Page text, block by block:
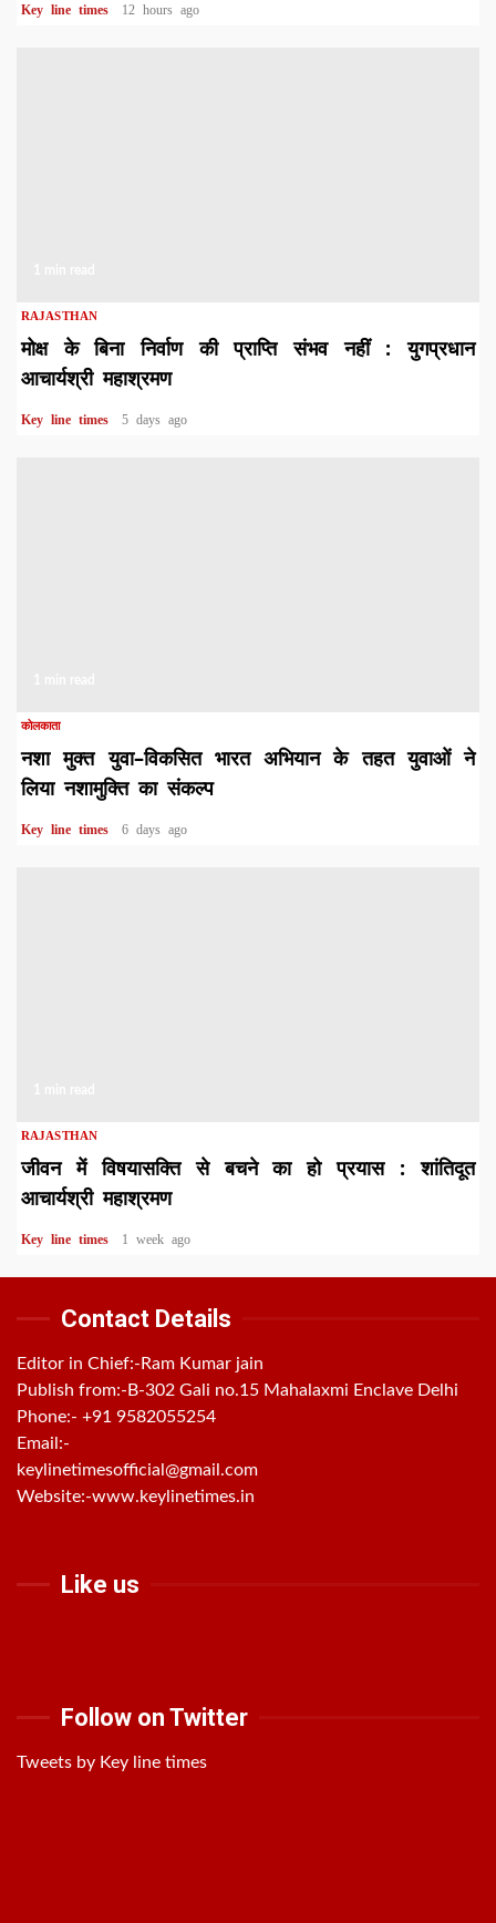
Key line times 12 hours ago
RAJASTHAN
मोक्ष के बिना निर्वाण की प्राप्ति संभव नहीं : युगप्रधान
आचार्यश्री महाश्रमण
Key line times 5 days ago
कोलकाता
नशा मुक्त युवा–विकसित भारत अभियान के तहत युवाओं ने
लिया नशामुक्ति का संकल्प
Key line times 6 days ago
RAJASTHAN
जीवन में विषयासक्ति से बचने का हो प्रयास : शांतिदूत
आचार्यश्री महाश्रमण
Key line times 1 week ago
Contact Details
Editor in Chief:-Ram Kumar jain
Publish from:- B-302 Gali no.15 Mahalaxmi Enclave Delhi
Phone:- +91 9582055254
Email:-
keylinetimesofficial@gmail.com
Website:-www.keylinetimes.in
Like us
Follow on Twitter
Tweets by Key line times